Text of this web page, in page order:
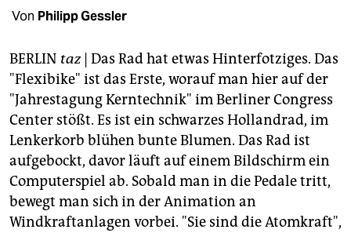
fragen & hilfe
abo
genossenschaft
epaper login
Von Philipp Gessler
BERLIN taz| Das Rad hat etwas Hinterfotziges. Das
"Flexibike" ist das Erste, worauf man hier auf der
"Jahrestagung Kerntechnik" im Berliner Congress
Center stößt. Es ist ein schwarzes Hollandrad, im
Lenkerkorb blühen bunte Blumen. Das Rad ist
aufgebockt, davor läuft auf einem Bildschirm ein
Computerspiel ab. Sobald man in die Pedale tritt,
bewegt man sich in der Animation an
Windkraftanlagen vorbei. "Sie sind die Atomkraft",